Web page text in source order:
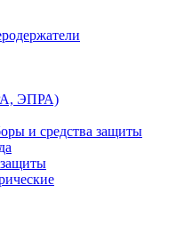
ЭПРА)
и средства защиты